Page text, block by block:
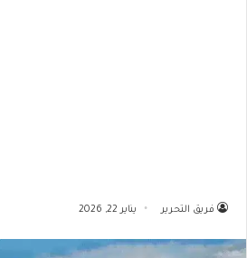
فريق التحرير يناير 22, 2026